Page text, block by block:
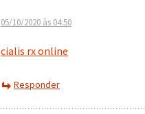
05/10/2020 às 04:50
cialis rx online
Responder